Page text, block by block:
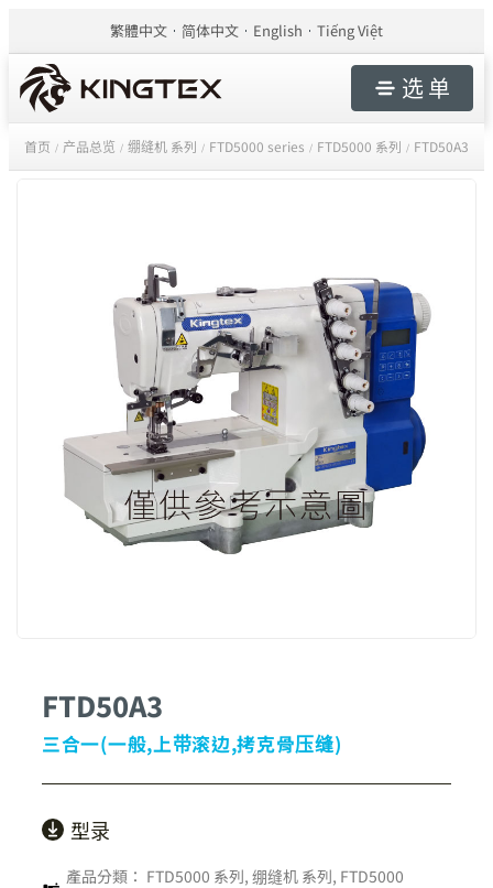
繁體中文 简体中文 English Tiếng Việt
选 单
首页 / 产品总览 / 绷缝机 系列 / FTD5000 series / FTD5000 系列 / FTD50A3
FTD50A3
三合一(一般,上带滚边,拷克骨压缝)
型录
產品分類： FTD5000 系列, 绷缝机 系列, FTD5000